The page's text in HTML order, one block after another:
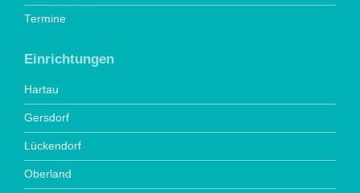
Termine
Einrichtungen
Hartau
Gersdorf
Lückendorf
Oberland